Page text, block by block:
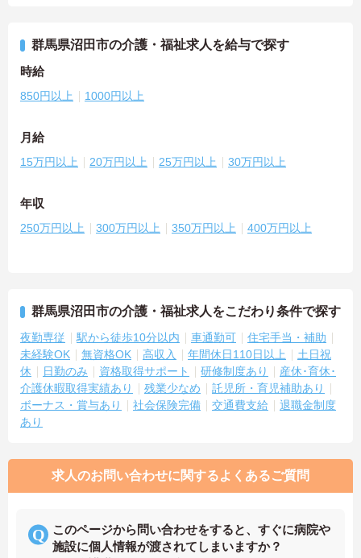
群馬県沼田市の介護・福祉求人を給与で探す
時給
850円以上 1000円以上
月給
15万円以上 20万円以上 25万円以上 30万円以上
年収
250万円以上 300万円以上 350万円以上 400万円以上
群馬県沼田市の介護・福祉求人をこだわり条件で探す
夜勤専従 駅から徒歩10分以内 車通勤可
住宅手当・補助
未経験OK
無資格OK 高収入 年間休日110日以上
土日祝
休
日勤のみ 資格取得サポート 研修制度あり
産休･育休･
介護休暇取得実績あり
残業少なめ
託児所・育児補助あり
ボーナス・賞与あり
社会保険完備 交通費支給
退職金制度
あり
求人のお問い合わせに関するよくあるご質問
このページから問い合わせをすると、すぐに病院や
施設に個人情報が渡されてしまいますか？